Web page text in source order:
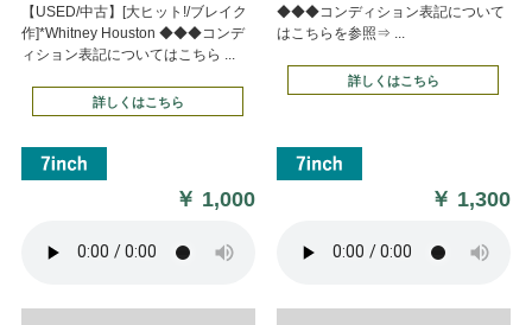
【USED/中古】[大ヒット!/ブレイク
作]*Whitney Houston ◆◆◆コンデ
ィション表記についてはこちら ...
詳しくはこちら
￥ 1,000
◆◆◆コンディション表記について
はこちらを参照⇒ ...
詳しくはこちら
￥ 1,300